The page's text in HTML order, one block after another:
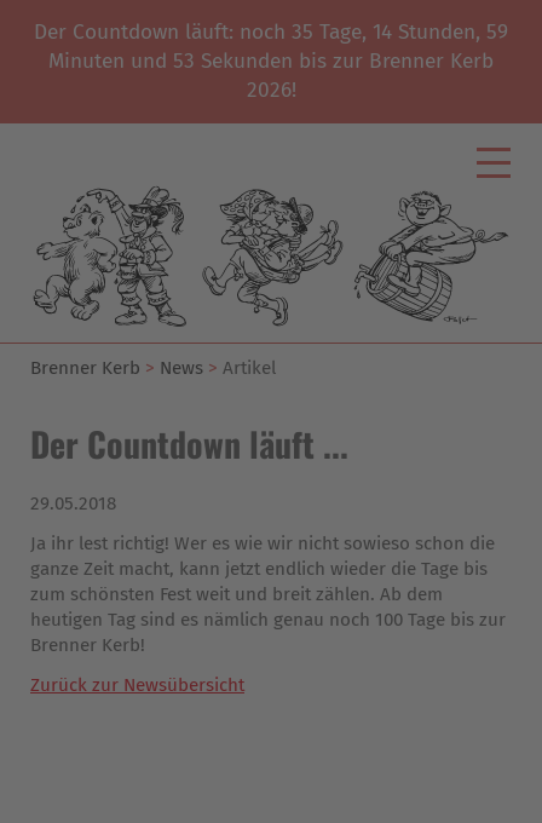
Der Countdown läuft: noch 35 Tage, 14 Stunden, 59
Minuten und 53 Sekunden bis zur Brenner Kerb
2026!
Brenner Kerb News Artikel
Der Countdown läuft ...
29.05.2018
Ja ihr lest richtig! Wer es wie wir nicht sowieso schon die
ganze Zeit macht, kann jetzt endlich wieder die Tage bis
zum schönsten Fest weit und breit zählen. Ab dem
heutigen Tag sind es nämlich genau noch 100 Tage bis zur
Brenner Kerb!
Zurück zur Newsübersicht